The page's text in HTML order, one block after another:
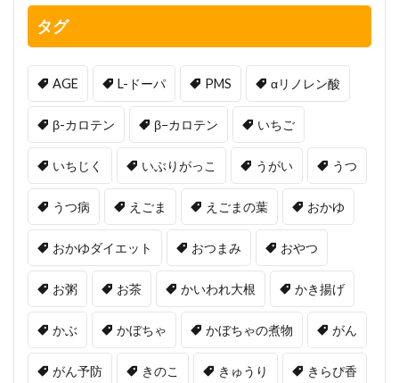
タグ
AGE L-ドーパ PMS αリノレン酸
β-カロテン β−カロテン いちご
いちじく いぶりがっこ うがい うつ
うつ病 えごま えごまの葉 おかゆ
おかゆダイエット おつまみ おやつ
お粥 お茶 かいわれ大根 かき揚げ
かぶ かぼちゃ かぼちゃの煮物 がん
がん予防 きのこ きゅうり きらぴ香